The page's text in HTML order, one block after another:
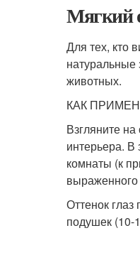
Мягкий
Для тех, кто
животных.
КАК
Взгляните
интерьера. В
комнаты (к
выраженного
Оттенок
подушек (10-